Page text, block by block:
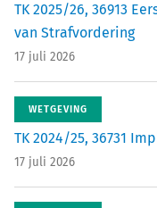
TK 2025/26, 36913
van Strafvordering
17 juli 2026
WETGEVING
TK 2024/25, 36731
17 juli 2026